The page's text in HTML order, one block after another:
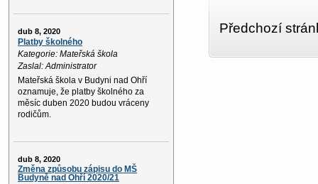
dub 8, 2020
Platby školného
Kategorie: Mateřská škola
Zaslal: Administrator
Mateřská škola v Budyni nad Ohří
oznamuje, že platby školného za
měsíc duben 2020 budou vráceny
rodičům.
dub 8, 2020
Změna způsobu zápisu do MŠ
Budyně nad Ohří 2020/21
Předchozí